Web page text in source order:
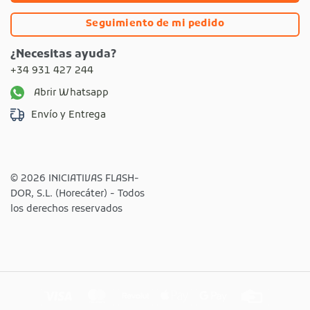
Seguimiento de mi pedido
¿Necesitas ayuda?
+34 931 427 244
Abrir Whatsapp
Envío y Entrega
© 2026 INICIATIVAS FLASH-
DOR, S.L. (Horecáter) - Todos
los derechos reservados